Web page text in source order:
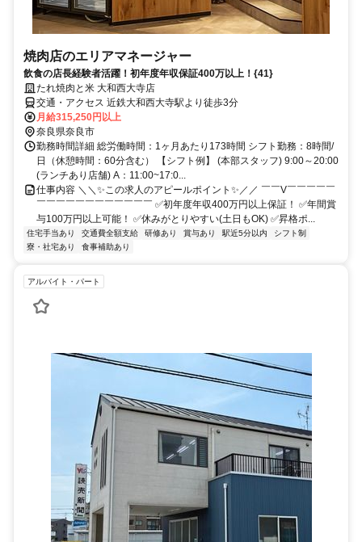
焼肉店のエリアマネージャー
飲食の店長経験者活躍！初年度年収保証400万以上！{41}
たれ焼肉と米 大和西大寺店
交通・アクセス 近鉄大和西大寺駅より徒歩3分
月給315,250円以上
奈良県奈良市
勤務時間詳細 総労働時間：1ヶ月あたり173時間 シフト勤務：8時間/
日（休憩時間：60分含む） 【シフト例】 (本部スタッフ) 9:00～20:00
(ランチあり店舗) A：11:00~17:0...
仕事内容 ＼＼✨この求人のアピールポイント✨／／ ￣￣V￣￣￣￣￣
￣￣￣￣￣￣￣￣￣￣￣￣ ✅初年度年収400万円以上保証！ ✅年間賞
与100万円以上可能！ ✅休みがとりやすい(土日もOK) ✅昇格ポ...
住宅手当あり 交通費全額支給 研修あり 賞与あり 駅近5分以内
シフト制
寮・社宅あり
食事補助あり
アルバイト・パート